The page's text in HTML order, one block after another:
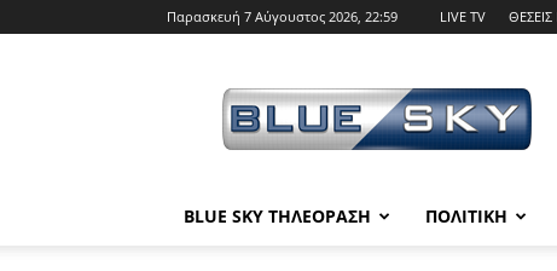
Παρασκευή 7 Αύγουστος 2026, 22:59 LIVE TV ΘΕΣΕΙΣ
SKY
BLUE SKY ΤΗΛΕΟΡΑΣΗ ΠΟΛΙΤΙΚΗ